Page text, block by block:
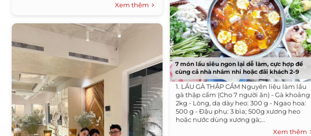
Xem thêm
7 món lẩu siêu ngon lại dễ làm, cực hợp để
cùng cả nhà nhâm nhi hoặc đãi khách 2-9
1. LẨU GÀ THẬP CẨM Nguyên liệu làm lẩu
gà thập cẩm (Cho 7 người ăn) - Gà khoảng
2kg - Lòng, dạ dày heo: 300 g - Ngao hoa:
500 g - Đậu phụ: 3 bìa; 500g xương heo
hoặc nước dùng xương gà;...
Xem thêm